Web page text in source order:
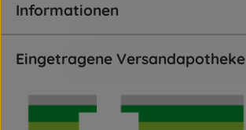
Informationen
Eingetragene Versandapotheke